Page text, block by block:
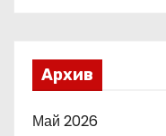
Архив
Май 2026